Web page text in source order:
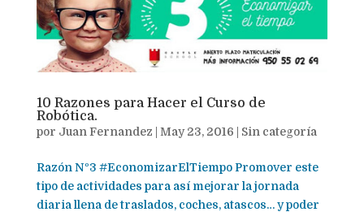
10 Razones para Hacer el Curso de
Robótica.
por Juan Fernandez May 23, 2016 Sin categoría
Razón Nº3 #EconomizarElTiempo Promover este
tipo de actividades para así mejorar la jornada
diaria llena de traslados, coches, atascos… y poder